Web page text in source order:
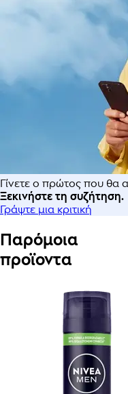
Γίνετε ο πρώτος που θα
Ξεκινήστε τη συζήτηση.
Γράψτε μια κριτική
Παρόμοια
προϊοντα